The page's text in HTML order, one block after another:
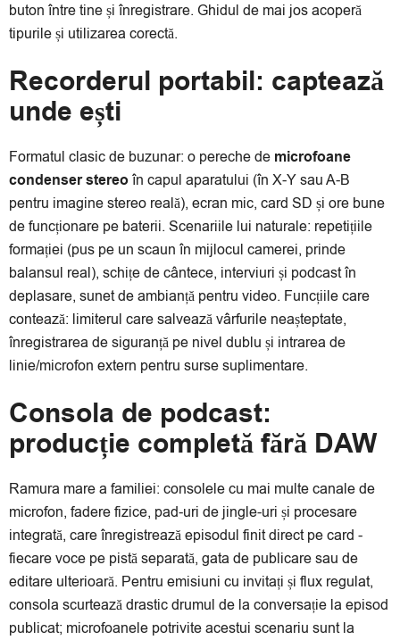
buton între tine și înregistrare. Ghidul de mai jos acoperă
tipurile și utilizarea corectă.
Recorderul portabil: captează
unde ești
Formatul clasic de buzunar: o pereche de microfoane
condenser stereoîn capul aparatului (în X-Y sau A-B
pentru imagine stereo reală), ecran mic, card SD și ore bune
de funcționare pe baterii. Scenariile lui naturale: repetițiile
formației (pus pe un scaun în mijlocul camerei, prinde
balansul real), schițe de cântece, interviuri și podcast în
deplasare, sunet de ambianță pentru video. Funcțiile care
contează: limiterul care salvează vârfurile neașteptate,
înregistrarea de siguranță pe nivel dublu și intrarea de
linie/microfon extern pentru surse suplimentare.
Consola de podcast:
producție completă fără DAW
Ramura mare a familiei: consolele cu mai multe canale de
microfon, fadere fizice, pad-uri de jingle-uri și procesare
integrată, care înregistrează episodul finit direct pe card -
fiecare voce pe pistă separată, gata de publicare sau de
editare ulterioară. Pentru emisiuni cu invitați și flux regulat,
consola scurtează drastic drumul de la conversație la episod
publicat; microfoanele potrivite acestui scenariu sunt la